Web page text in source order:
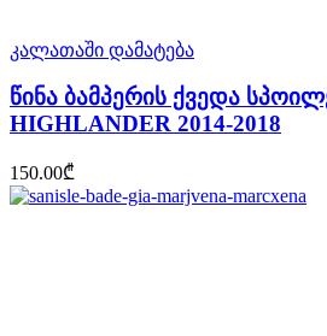
კალათაში დამატება
წინა ბამპერის ქვედა
HIGHLANDER 2014-2018
150.00₾